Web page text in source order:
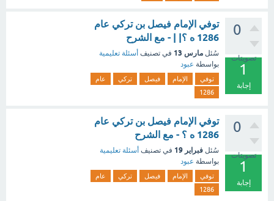
0
تصويتات
1
إجابة
توفي الإمام فيصل بن تركي عام
1286 ه ؟| | - مع الشرح
سُئل مارس 13 في تصنيف أسئلة تعليمية
بواسطة عبود
توفي الإمام فيصل تركي
عام
1286
0
تصويتات
1
إجابة
توفي الإمام فيصل بن تركي عام
1286 ه ؟ - مع الشرح
سُئل فبراير 19 في تصنيف أسئلة تعليمية
بواسطة عبود
توفي الإمام فيصل تركي
عام
1286